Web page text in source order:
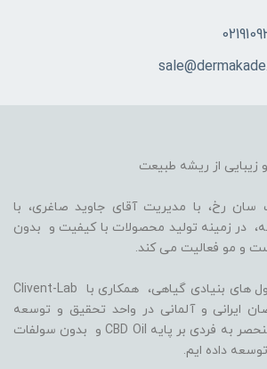
از ریشه طبیعت
رخ، با مدیریت آقای جاوید صاغری، با
در زمینه تولید محصولات با کیفیت و بدون
و مو فعالیت می کند.
ما با بهره گیری از سلول های بنیادی گیاهی، همکاری با Clivent-Lab
ایرانی و آلمانی در واحد تحقیق و توسعه
(R&D)، فرمولاسیون منحصر به فردی بر پایه CBD Oil و بدون سولفات
داده ایم.